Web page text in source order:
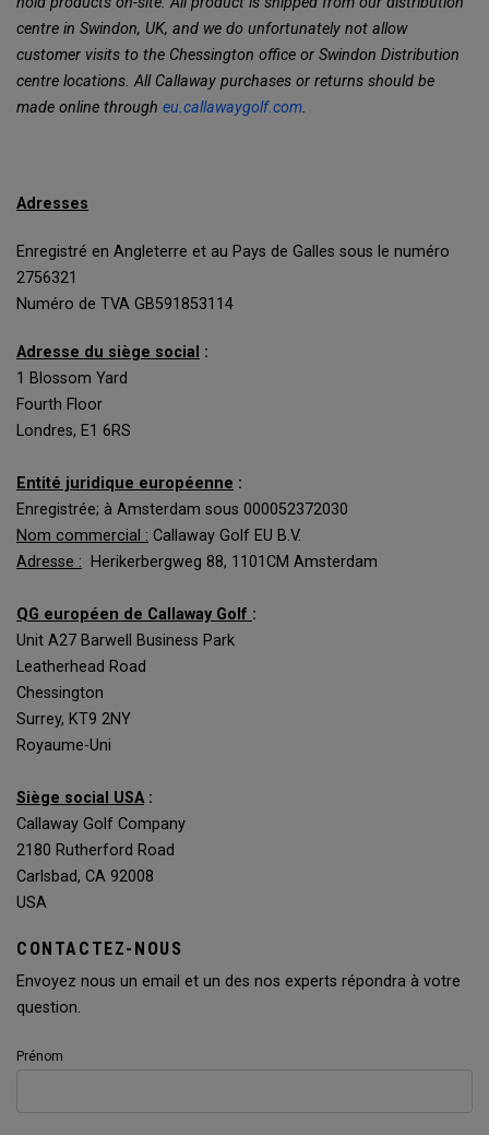
centre in Swindon, UK, and we do unfortunately not allow
customer visits to the Chessington office or Swindon Distribution
centre locations. All Callaway purchases or returns should be
made online through eu.callawaygolf.com.
Adresses
Enregistré en Angleterre et au Pays de Galles sous le numéro
2756321
Numéro de TVA GB591853114
Adresse du siège social :
1 Blossom Yard
Fourth Floor
Londres, E1 6RS
Entité juridique européenne :
Enregistrée; à Amsterdam sous 000052372030
Nom commercial : Callaway Golf EU B.V.
Adresse : Herikerbergweg 88, 1101CM Amsterdam
QG européen de Callaway Golf :
Unit A27 Barwell Business Park
Leatherhead Road
Chessington
Surrey, KT9 2NY
Royaume-Uni
Siège social USA:
Callaway Golf Company
2180 Rutherford Road
Carlsbad, CA 92008
USA
CONTACTEZ-NOUS
Envoyez nous un email et un des nos experts répondra à votre
question.
Prénom